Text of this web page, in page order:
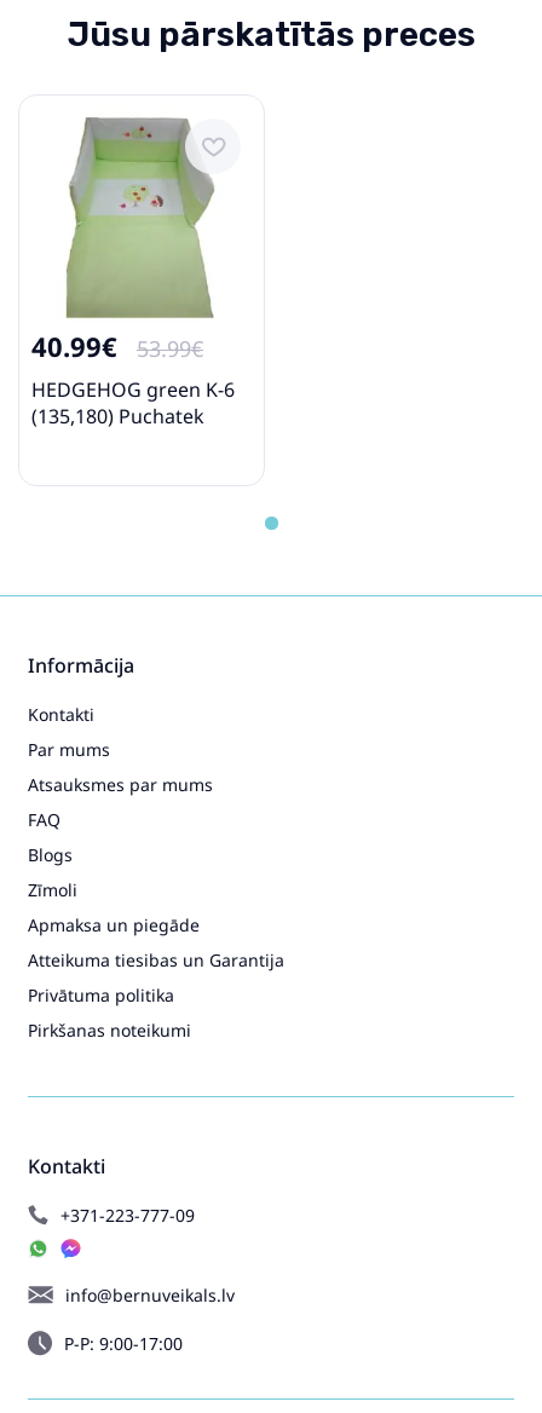
Jūsu pārskatītās preces
40.99€ 53.99€
HEDGEHOG green K-6
(135,180) Puchatek
Kontakti
+371-223-777-09
info@bernuveikals.lv
P-P: 9:00-17:00
Informācija
Kontakti
Par mums
Atsauksmes par mums
FAQ
Blogs
Zīmoli
Apmaksa un piegāde
Atteikuma tiesibas un Garantija
Privātuma politika
Pirkšanas noteikumi